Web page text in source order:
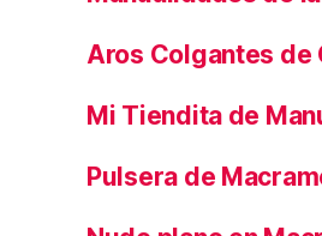
Aros Colgantes de
Mi Tiendita de
Pulsera de